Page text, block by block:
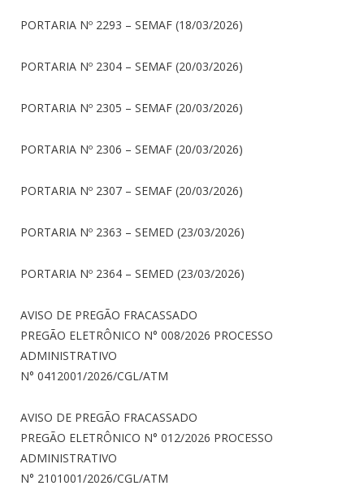
PORTARIA Nº 2293 – SEMAF (18/03/2026)
PORTARIA Nº 2304 – SEMAF (20/03/2026)
PORTARIA Nº 2305 – SEMAF (20/03/2026)
PORTARIA Nº 2306 – SEMAF (20/03/2026)
PORTARIA Nº 2307 – SEMAF (20/03/2026)
PORTARIA Nº 2363 – SEMED (23/03/2026)
PORTARIA Nº 2364 – SEMED (23/03/2026)
AVISO DE PREGÃO FRACASSADO
PREGÃO ELETRÔNICO N° 008/2026 PROCESSO
ADMINISTRATIVO
N° 0412001/2026/CGL/ATM
AVISO DE PREGÃO FRACASSADO
PREGÃO ELETRÔNICO N° 012/2026 PROCESSO
ADMINISTRATIVO
N° 2101001/2026/CGL/ATM